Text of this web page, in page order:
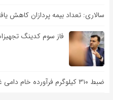
سالاری: تعداد بیمه پردازان کاهش
فاز سوم کدینگ
ضبط ۳۱۰ کیلوگرم فرآورده خام دامی غیرقابل مصرف در ایلام